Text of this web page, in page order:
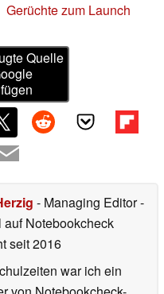
Gerüchte zum Launch
Quelle
- Managing Editor-
auf Notebookcheck
seit 2016
war ich ein